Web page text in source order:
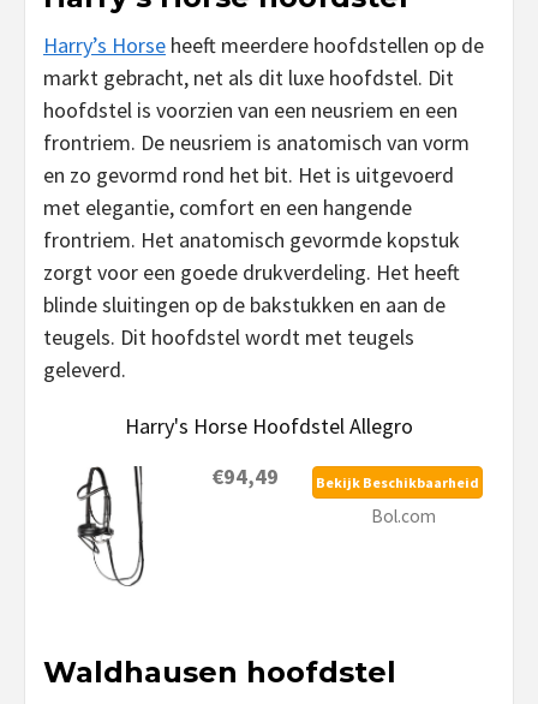
Harry’s Horse heeft meerdere hoofdstellen op de
markt gebracht, net als dit luxe hoofdstel. Dit
hoofdstel is voorzien van een neusriem en een
frontriem. De neusriem is anatomisch van vorm
en zo gevormd rond het bit. Het is uitgevoerd
met elegantie, comfort en een hangende
frontriem. Het anatomisch gevormde kopstuk
zorgt voor een goede drukverdeling. Het heeft
blinde sluitingen op de bakstukken en aan de
teugels. Dit hoofdstel wordt met teugels
geleverd.
Harry's Horse Hoofdstel Allegro
€94,49
Bekijk Beschikbaarheid
Bol.com
Waldhausen hoofdstel